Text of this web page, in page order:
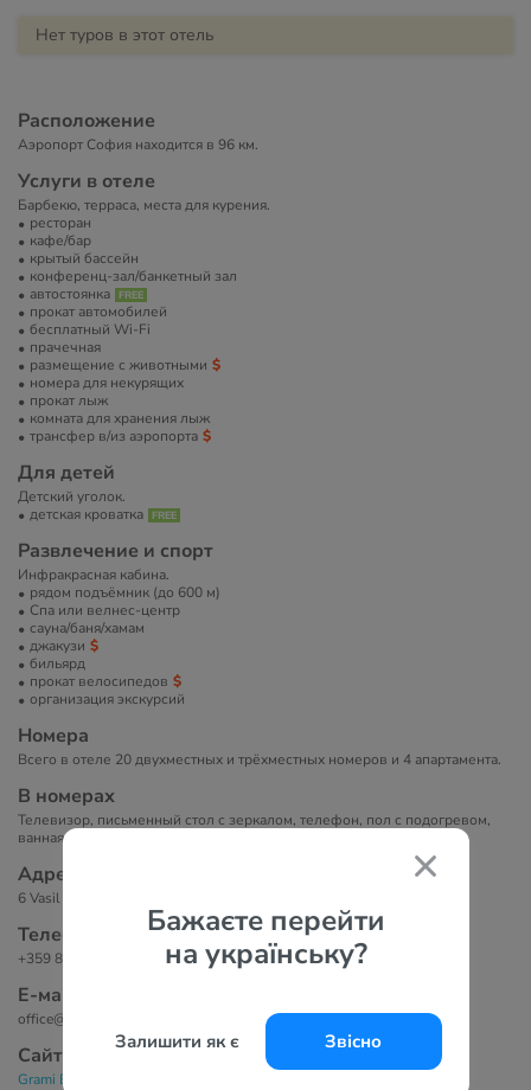
Бажаєте перейти
на українську?
Залишити як є Звісно
Нет туров в этот отель
Расположение
Аэропорт София находится в 96 км.
Услуги в отеле
Барбекю, терраса, места для курения.
ресторан
кафе/бар
крытый бассейн
конференц-зал/банкетный зал
автостоянка
прокат автомобилей
бесплатный Wi-Fi
прачечная
размещение с животными
номера для некурящих
прокат лыж
комната для хранения лыж
трансфер в/из аэропорта
Для детей
Детский уголок.
детская кроватка
Развлечение и спорт
Инфракрасная кабина.
рядом подъёмник (до 600 м)
Спа или велнес-центр
сауна/баня/хамам
джакузи
бильярд
прокат велосипедов
организация экскурсий
Номера
Всего в отеле 20 двухместных и трёхместных номеров и 4 апартамента.
В номерах
Телевизор, письменный стол с зеркалом, телефон, пол с подогревом,
ванная комната, Wi-Fi.
Адрес
6 Vasil Drumev Str, 2770 Банско, Болгария
Телефоны
+359 889 666 584
Е-маil
office@hotelgrami.com
Сайт
Grami Bansko Hotel 3*